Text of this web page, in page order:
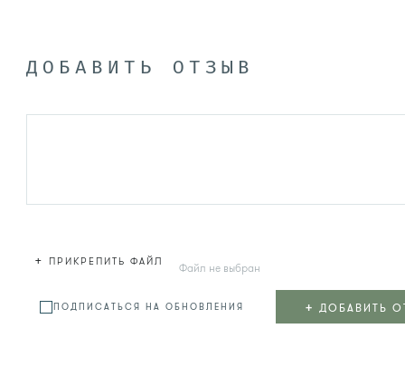
ДОБАВИТЬ ОТЗЫВ
+ ПРИКРЕПИТЬ ФАЙЛ Файл не выбран
ПОДПИСАТЬСЯ НА ОБНОВЛЕНИЯ + ДОБАВИТЬ